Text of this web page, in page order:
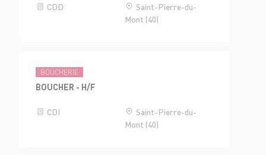
CDD
Saint-Pierre-du-
Mont (40)
BOUCHERIE
BOUCHER - H/F
CDI
Saint-Pierre-du-
Mont (40)